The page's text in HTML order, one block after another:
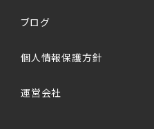
ブログ
個人情報保護方針
運営会社